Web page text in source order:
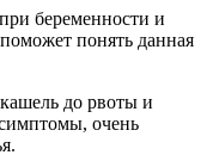
беременности и
понять данная
до рвоты и
очень